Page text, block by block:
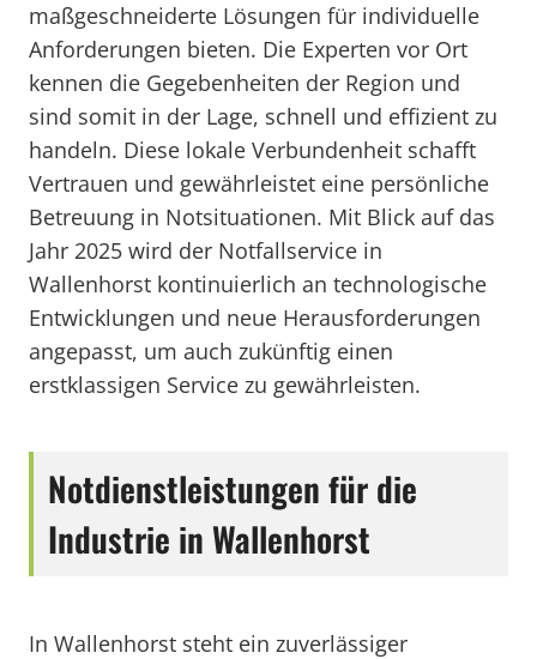
maßgeschneiderte Lösungen für individuelle
Anforderungen bieten. Die Experten vor Ort
kennen die Gegebenheiten der Region und
sind somit in der Lage, schnell und effizient zu
handeln. Diese lokale Verbundenheit schafft
Vertrauen und gewährleistet eine persönliche
Betreuung in Notsituationen. Mit Blick auf das
Jahr 2025 wird der Notfallservice in
Wallenhorst kontinuierlich an technologische
Entwicklungen und neue Herausforderungen
angepasst, um auch zukünftig einen
erstklassigen Service zu gewährleisten.
Notdienstleistungen für die
Industrie in Wallenhorst
In Wallenhorst steht ein zuverlässiger